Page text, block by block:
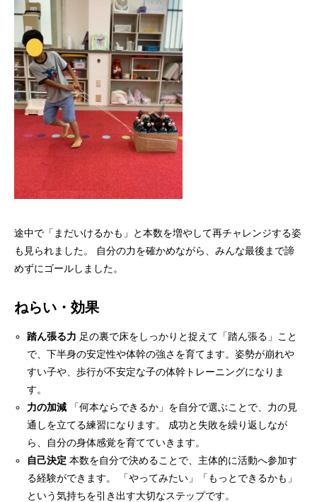
途中で「まだいけるかも」と本数を増やして再チャレンジする姿
も見られました。 自分の力を確かめながら、みんな最後まで諦
めずにゴールしました。
ねらい・効果
踏ん張る力 足の裏で床をしっかりと捉えて「踏ん張る」こと
で、下半身の安定性や体幹の強さを育てます。姿勢が崩れや
すい子や、歩行が不安定な子の体幹トレーニングになりま
す。
力の加減 「何本ならできるか」を自分で選ぶことで、力の見
通しを立てる練習になります。 成功と失敗を繰り返しなが
ら、自分の身体感覚を育てていきます。
自己決定 本数を自分で決めることで、主体的に活動へ参加す
る経験ができます。 「やってみたい」「もっとできるかも」
という気持ちを引き出す大切なステップです。